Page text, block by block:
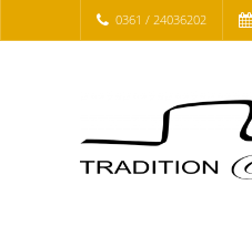
0361 / 24036202